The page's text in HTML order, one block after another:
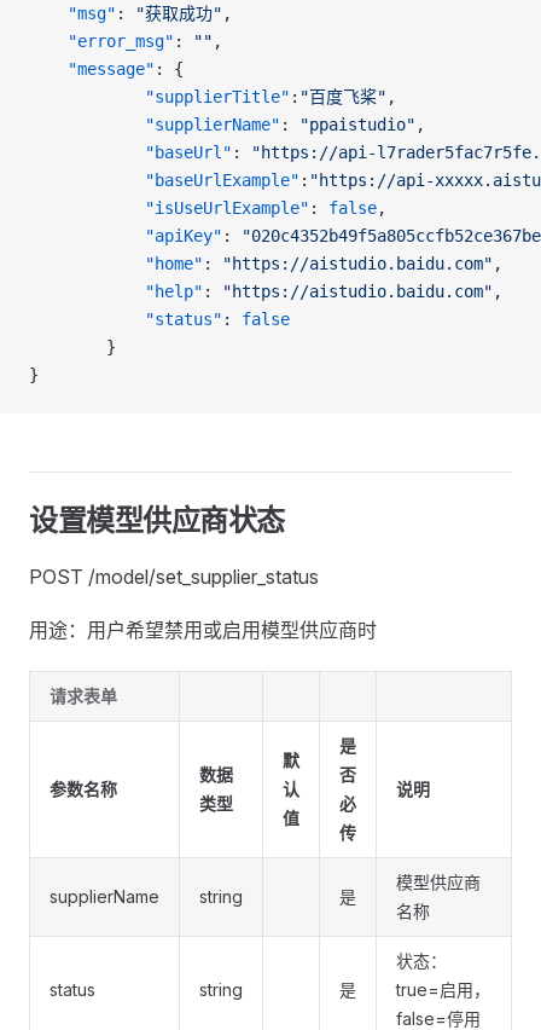
    "msg"
: "获取成功" ,
    "error_msg"
: "" ,
    "message"
: {
            "supplierTitle"
: "百度飞桨" ,
            "supplierName"
: "ppaistudio" ,
            "baseUrl"
:
"https://api-
            "baseUrlExample"
: "https://api-
            "isUseUrlExample"
: false,
            "apiKey"
:
            "home"
: "https://aistudio.baidu.com" ,
            "help"
: "https://aistudio.baidu.com" ,
            "status"
: false
        }
}
设置模型供应商状态
POST /model/set_supplier_status
用途：用户希望禁用或启用模型供应商时
请求表单
参数名称
数据
类型
默
认
值
是
否
必
传
说明
supplierName string 是
模型供应商
名称
status string 是
状态：
true=启用，
false=停用